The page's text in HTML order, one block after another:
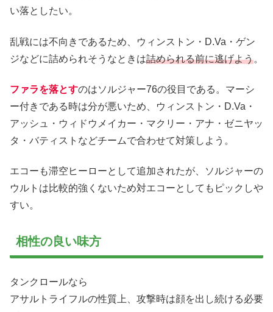
い落としたい。
乱戦には不向きであるため、ウィンストン・D.Va・ゲン
ジなどに詰められそうなときは詰められる前に逃げよう。
ファラを落とすのはソルジャー76の役目である。マーシ
ー付きである時は分が悪いため、ウィンストン・D.Va・
アッシュ・ウィドウメイカー・マクリー・アナ・ゼニヤッ
タ・バティストなどチームで合わせて対策しよう。
エコーも滞空ヒーローとして追加されたが、ソルジャーの
ウルトは比較的強くないため対エコーとしてもピックしや
すい。
相性の良い味方
タンクロールなら
アサルトライフルの性質上、攻撃時は顔を出し続ける必要